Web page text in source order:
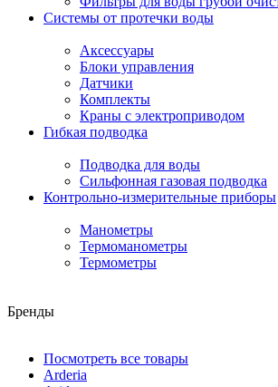
Системы от протечки воды
Аксессуары
Блоки управления
Датчики
Комплекты
Краны с электроприводом
Гибкая подводка
Подводка для воды
Сильфонная газовая подводка
Контрольно-измерительные приборы
Манометры
Термоманометры
Термометры
Бренды
Посмотреть все товары
Arderia